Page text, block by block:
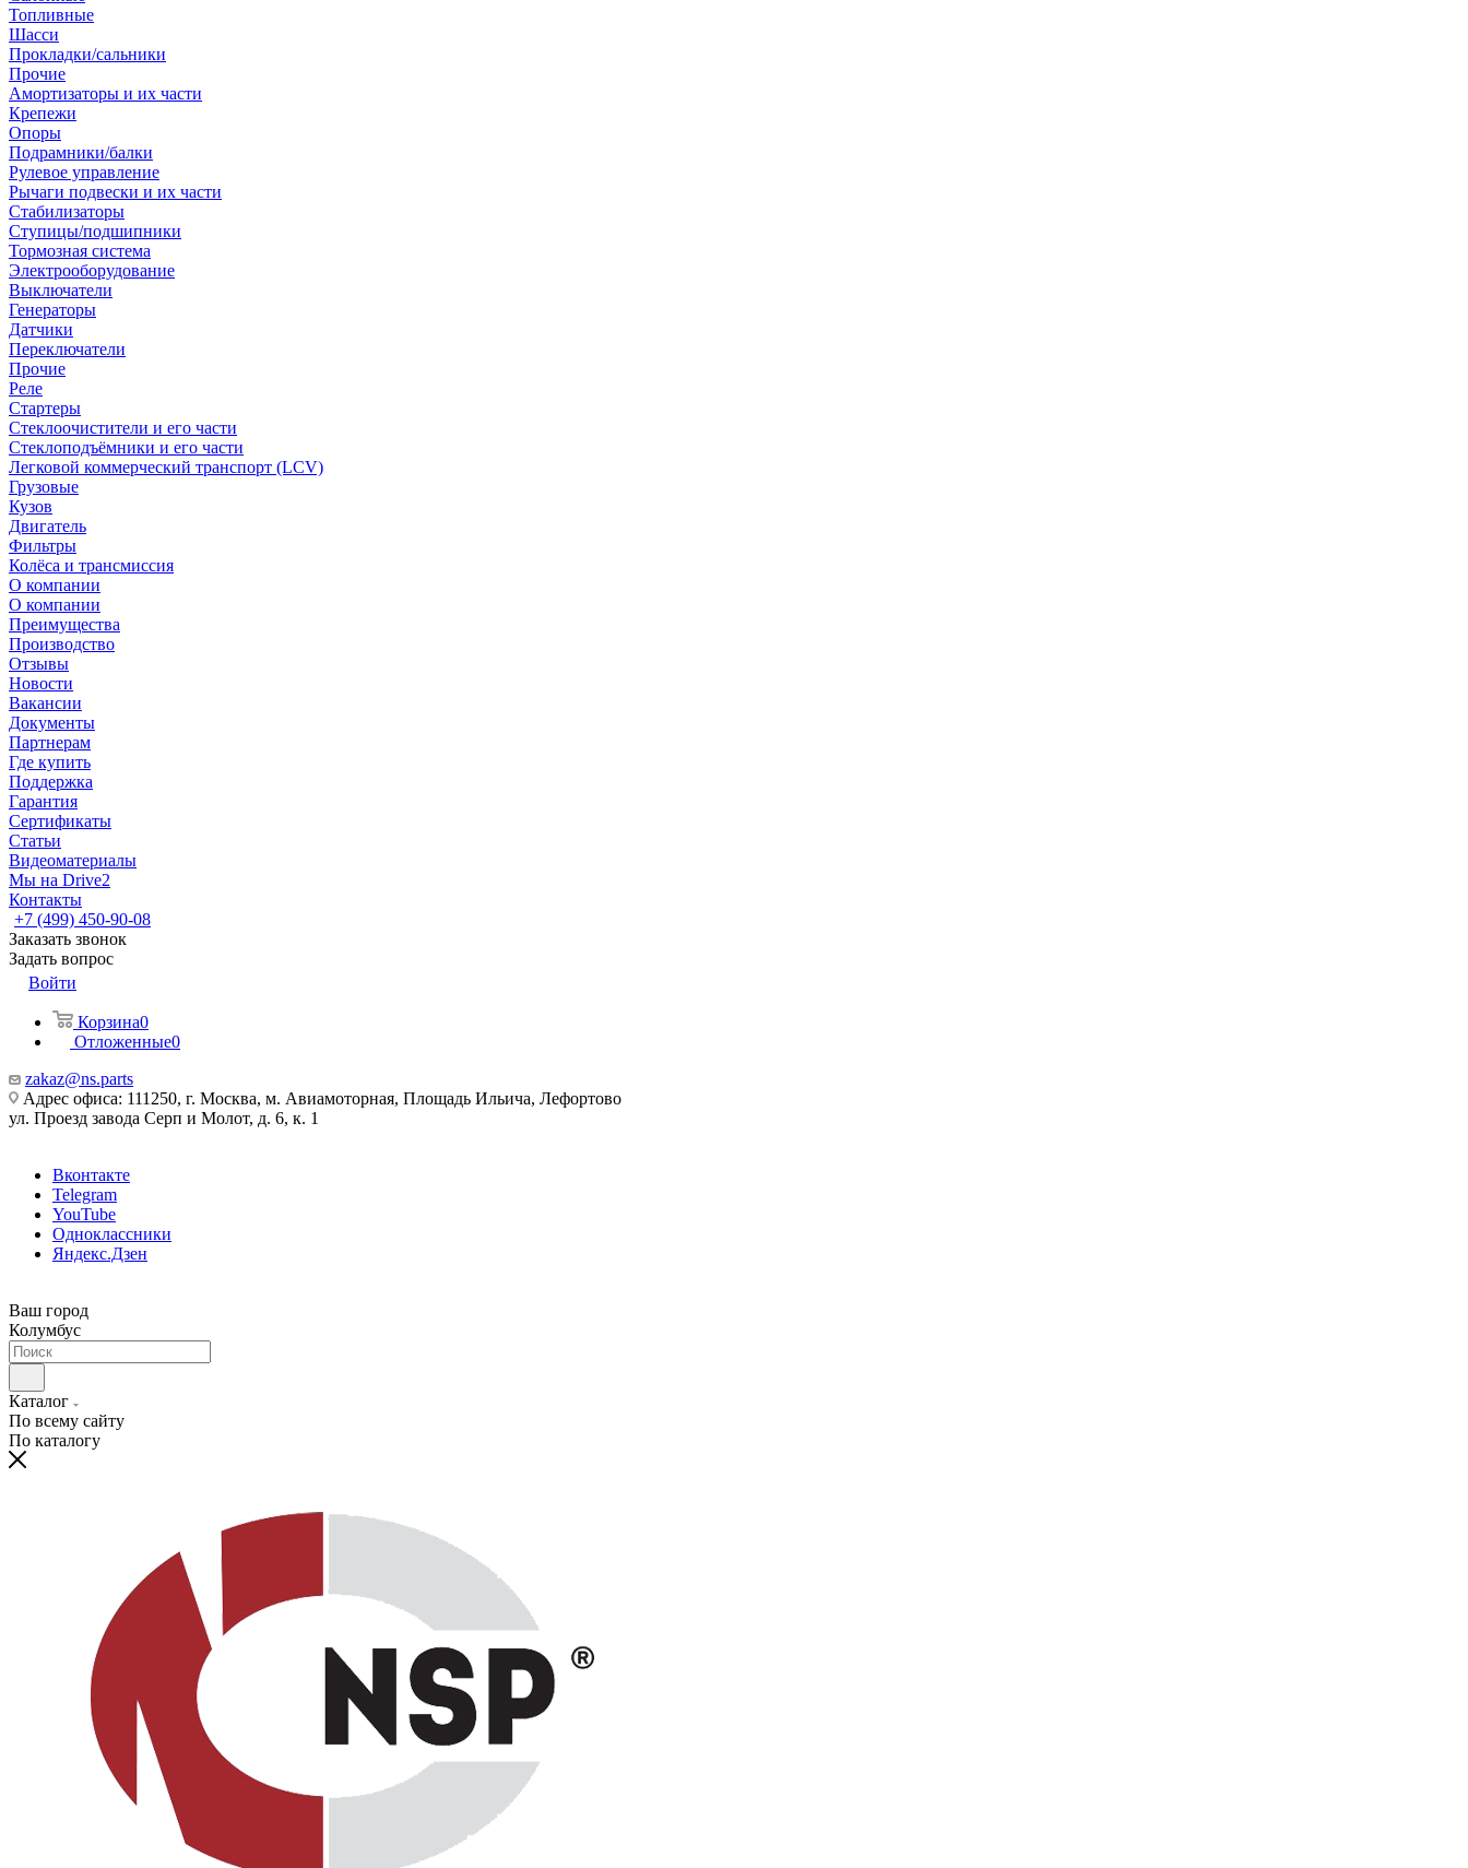
Топливные
Шасси
Прокладки/сальники
Прочие
Амортизаторы и их части
Крепежи
Опоры
Подрамники/балки
Рулевое управление
Рычаги подвески и их части
Стабилизаторы
Ступицы/подшипники
Тормозная система
Электрооборудование
Выключатели
Генераторы
Датчики
Переключатели
Прочие
Реле
Стартеры
Стеклоочистители и его части
Стеклоподъёмники и его части
Легковой коммерческий транспорт (LCV)
Грузовые
Кузов
Двигатель
Фильтры
Колёса и трансмиссия
О компании
О компании
Преимущества
Производство
Отзывы
Новости
Вакансии
Документы
Партнерам
Где купить
Поддержка
Гарантия
Сертификаты
Статьи
Видеоматериалы
Мы на Drive2
Контакты
+7 (499) 450-90-08
Заказать звонок
Задать вопрос
Войти
Корзина0
Отложенные0
zakaz@ns.parts
Адрес офиса: 111250, г. Москва, м. Авиамоторная, Площадь Ильича, Лефортово
ул. Проезд завода Серп и Молот, д. 6, к. 1
Вконтакте
Telegram
YouTube
Одноклассники
Яндекс.Дзен
Ваш город
Колумбус
Каталог
По всему сайту
По каталогу